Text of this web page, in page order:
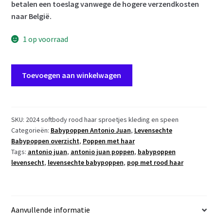
betalen een toeslag vanwege de hogere verzendkosten
naar België.
1 op voorraad
babypop
softbody
met
rood
haar
Toevoegen aan winkelwagen
SKU: 2024 softbody rood haar sproetjes kleding en speen
Categorieën: Babypoppen Antonio Juan, Levensechte
Babypoppen overzicht, Poppen met haar
Tags: antonio juan, antonio juan poppen, babypoppen
levensecht, levensechte babypoppen, pop met rood haar
Aanvullende informatie